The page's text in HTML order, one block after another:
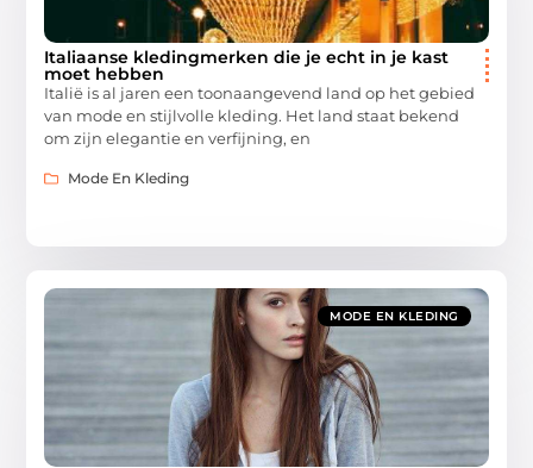
Italiaanse kledingmerken die je echt in je kast
moet hebben
Italië is al jaren een toonaangevend land op het gebied
van mode en stijlvolle kleding. Het land staat bekend
om zijn elegantie en verfijning, en
Mode En Kleding
MODE EN KLEDING